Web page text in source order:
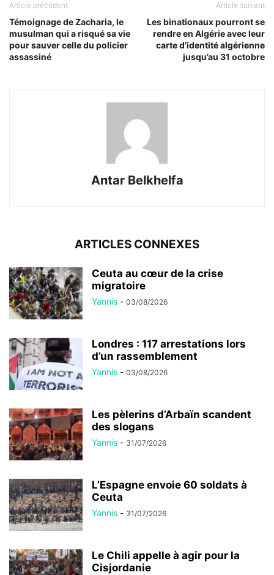
Article précédent
Témoignage de Zacharia, le
musulman qui a risqué sa vie
pour sauver celle du policier
assassiné
Article suivant
Les binationaux pourront se
rendre en Algérie avec leur
carte d’identité algérienne
jusqu’au 31 octobre
Antar Belkhelfa
ARTICLES CONNEXES
Ceuta au cœur de la crise
migratoire
Yannis - 03/08/2026
Londres : 117 arrestations lors
d’un rassemblement
Yannis - 03/08/2026
Les pèlerins d’Arbaïn scandent
des slogans
Yannis - 31/07/2026
L’Espagne envoie 60 soldats à
Ceuta
Yannis - 31/07/2026
Le Chili appelle à agir pour la
Cisjordanie